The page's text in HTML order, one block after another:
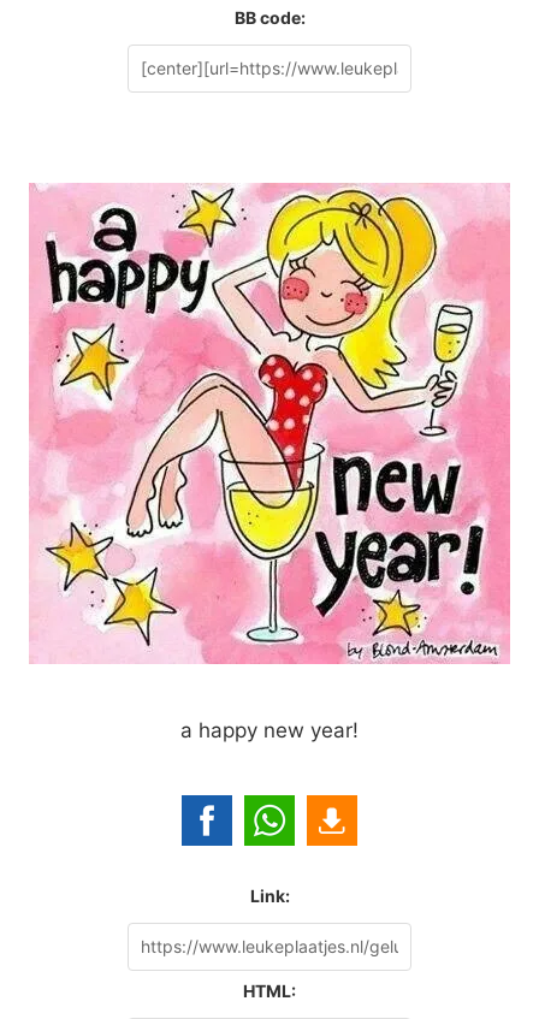
BB code:
a happy new year!
Link:
HTML: